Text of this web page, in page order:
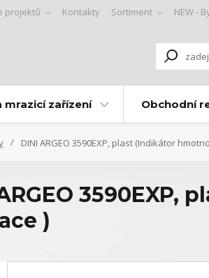
projektů Kontakty Sortiment NEW -
mrazicí zařízení Obchodní
DINI ARGEO 3590EXP, plast (Indikátor
)